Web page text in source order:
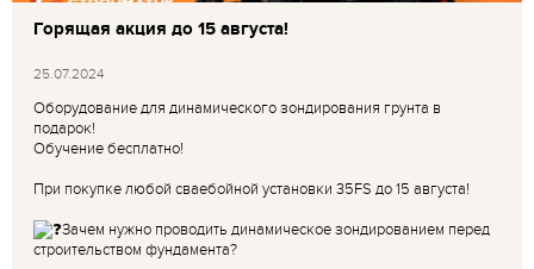
Горящая акция до 15 августа!
25.07.2024
Оборудование для динамического зондирования грунта в
подарок!
Обучение бесплатно!
При покупке любой сваебойной установки 35FS до 15 августа!
Зачем нужно проводить динамическое зондированием перед
строительством фундамента?